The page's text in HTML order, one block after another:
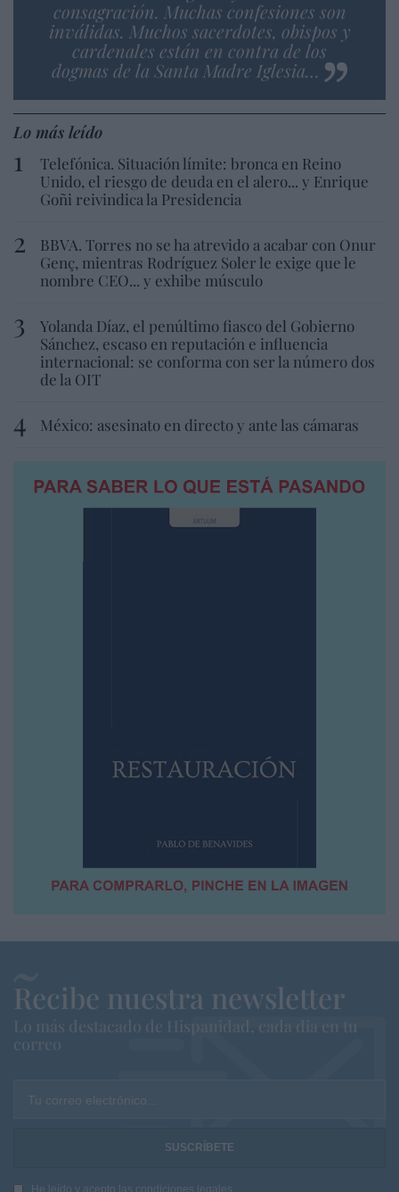
consagración. Muchas confesiones son
inválidas. Muchos sacerdotes, obispos y
cardenales están en contra de los
dogmas de la Santa Madre Iglesia…
Lo más leído
Telefónica. Situación límite: bronca en Reino
Unido, el riesgo de deuda en el alero... y Enrique
Goñi reivindica la Presidencia
BBVA. Torres no se ha atrevido a acabar con Onur
Genç, mientras Rodríguez Soler le exige que le
nombre CEO... y exhibe músculo
Yolanda Díaz, el penúltimo fiasco del Gobierno
Sánchez, escaso en reputación e influencia
internacional: se conforma con ser la número dos
de la OIT
México: asesinato en directo y ante las cámaras
Recibe nuestra newsletter
Lo más destacado de Hispanidad, cada dia en tu
correo
Tu correo electrónico...
He leído y acepto las condiciones legales